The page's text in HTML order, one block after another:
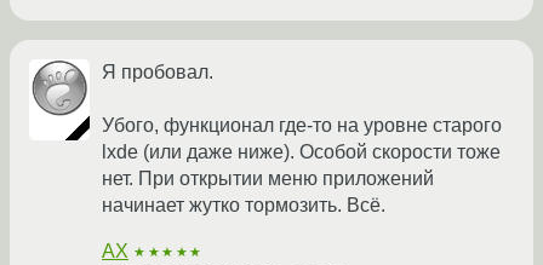
Я пробовал.
Убого, функционал где-то на уровне старого
lxde (или даже ниже). Особой скорости тоже
нет. При открытии меню приложений
начинает жутко тормозить. Всё.
AX ★★★★★